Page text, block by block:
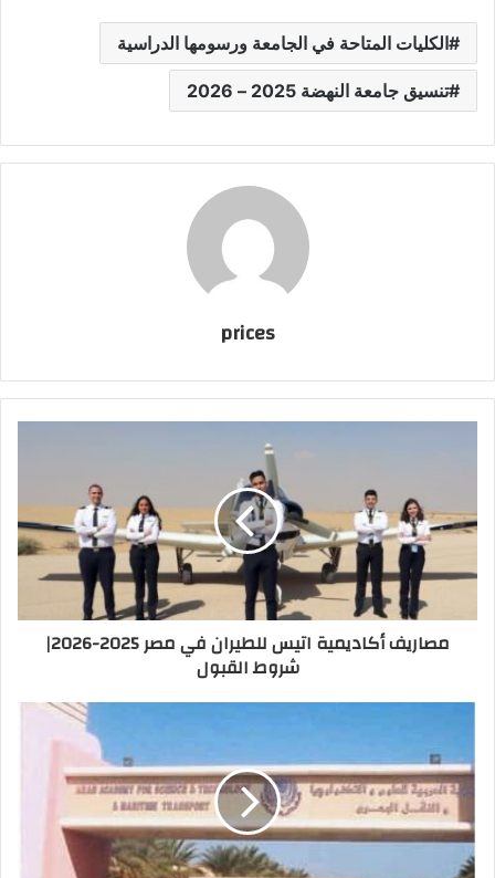
الكليات المتاحة في الجامعة ورسومها الدراسية
تنسيق جامعة النهضة 2025 – 2026
prices
مصاريف أكاديمية اتيس للطيران في مصر 2025-2026|
شروط القبول